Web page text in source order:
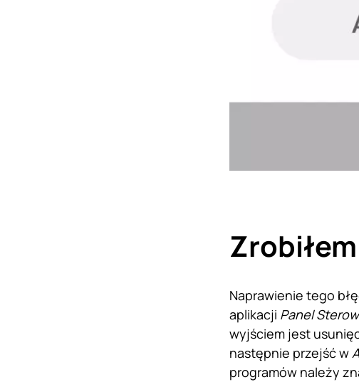
Naprawienie tego
aplikacji Panel
wyjściem jest
następnie przejść w
programów należy